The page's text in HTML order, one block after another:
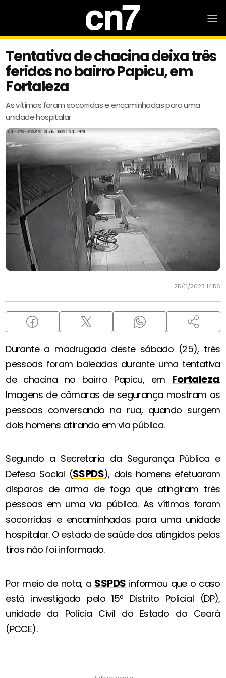
Tentativa de chacina deixa três
feridos no bairro Papicu, em
Fortaleza
As vítimas foram socorridas e encaminhadas para uma
unidade hospitalar
25/11/2023 14:56
Durante a madrugada deste sábado (25), três
pessoas foram baleadas durante uma tentativa
de chacina no bairro Papicu, em Fortaleza.
Imagens de câmaras de segurança mostram as
pessoas conversando na rua, quando surgem
dois homens atirando em via pública.
Segundo a Secretaria da Segurança Pública e
Defesa Social (SSPDS), dois homens efetuaram
disparos de arma de fogo que atingiram três
pessoas em uma via pública. As vítimas foram
socorridas e encaminhadas para uma unidade
hospitalar. O estado de saúde dos atingidos pelos
tiros não foi informado.
Por meio de nota, a SSPDS informou que o caso
está investigado pelo 15º Distrito Policial (DP),
unidade da Polícia Civil do Estado do Ceará
(PCCE).